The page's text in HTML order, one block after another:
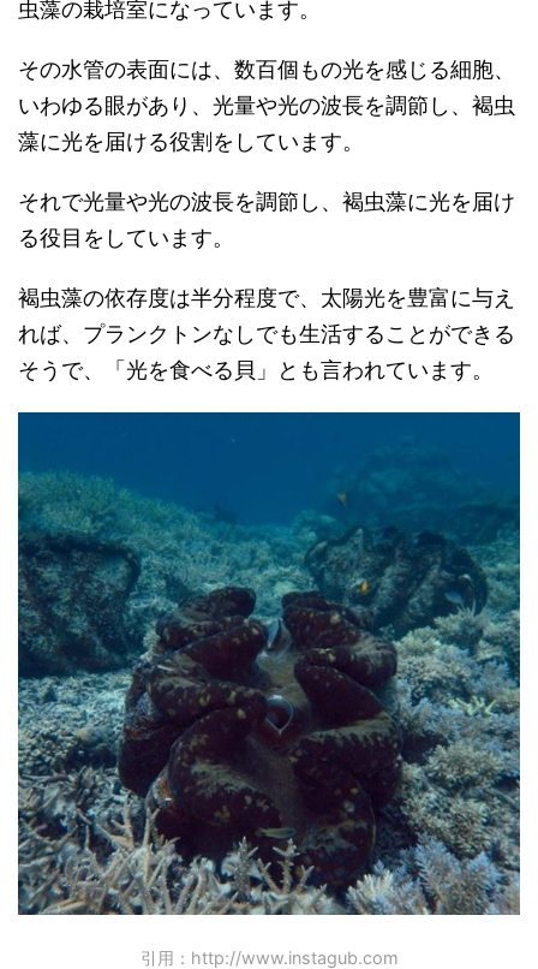
虫藻の栽培室になっています。
その水管の表面には、数百個もの光を感じる細胞、
いわゆる眼があり、光量や光の波長を調節し、褐虫
藻に光を届ける役割をしています。
それで光量や光の波長を調節し、褐虫藻に光を届け
る役目をしています。
褐虫藻の依存度は半分程度で、太陽光を豊富に与え
れば、プランクトンなしでも生活することができる
そうで、「光を食べる貝」とも言われています。
引用：http://www.instagub.com